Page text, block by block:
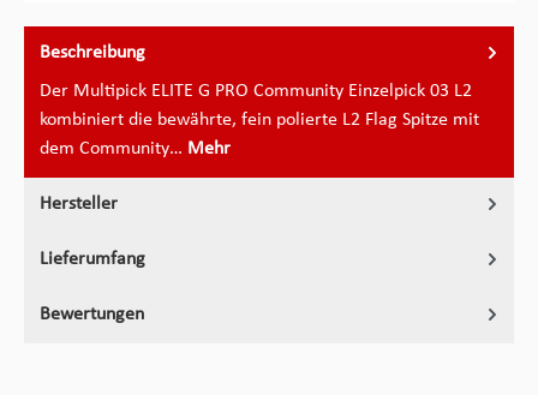
Beschreibung
Der Multipick ELITE G PRO Community Einzelpick 03 L2
kombiniert die bewährte, fein polierte L2 Flag Spitze mit
dem Community… Mehr
Hersteller
Lieferumfang
Bewertungen